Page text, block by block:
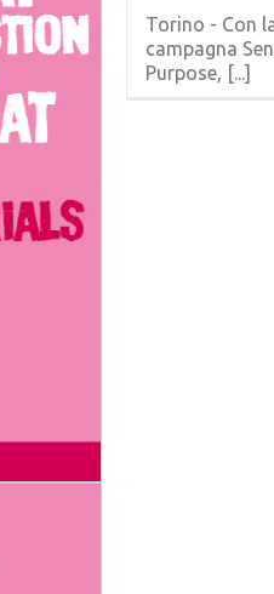
Torino - Con
campagna
Purpose, [...]